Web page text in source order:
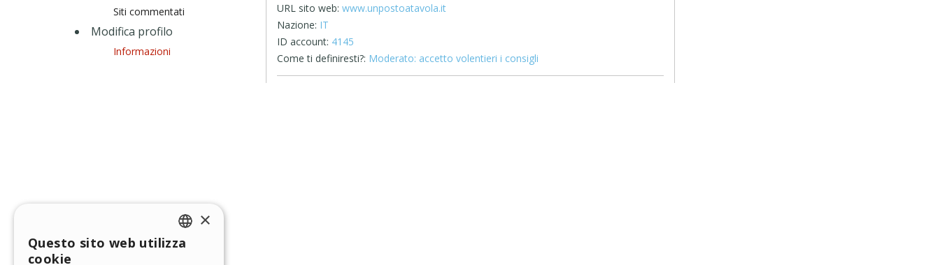
Siti commentati
Modifica profilo
Informazioni
URL sito web: www.unpostoatavola.it
Nazione: IT
ID account: 4145
Come ti definiresti?: Moderato: accetto volentieri i consigli
ENGLISH
×
Questo sito web utilizza
cookie